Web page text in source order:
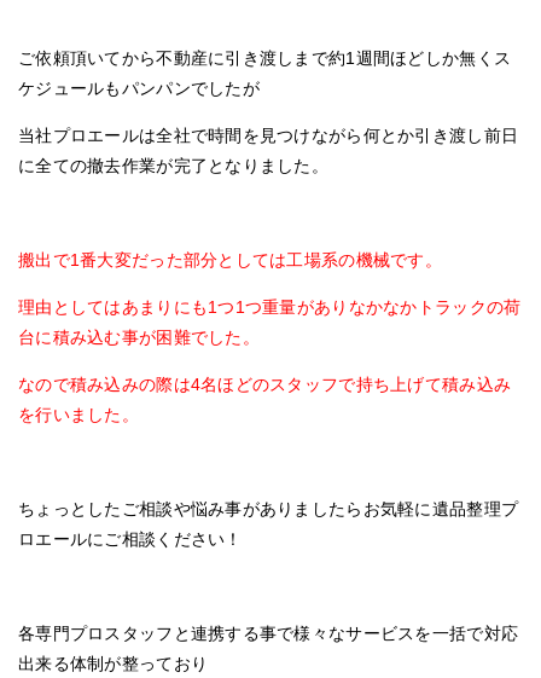
ご依頼頂いてから不動産に引き渡しまで約1週間ほどしか無くス
ケジュールもパンパンでしたが
当社プロエールは全社で時間を見つけながら何とか引き渡し前日
に全ての撤去作業が完了となりました。
搬出で1番大変だった部分としては工場系の機械です。
理由としてはあまりにも1つ1つ重量がありなかなかトラックの荷
台に積み込む事が困難でした。
なので積み込みの際は4名ほどのスタッフで持ち上げて積み込み
を行いました。
ちょっとしたご相談や悩み事がありましたらお気軽に遺品整理プ
ロエールにご相談ください！
各専門プロスタッフと連携する事で様々なサービスを一括で対応
出来る体制が整っており